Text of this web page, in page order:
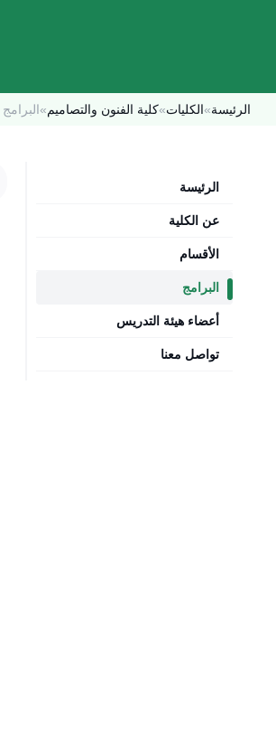
الرئيسة»الكليات»كلية الفنون والتصاميم» البرامج
الرئيسة
عن الكلية
الأقسام
البرامج
أعضاء هيئة التدريس
تواصل معنا